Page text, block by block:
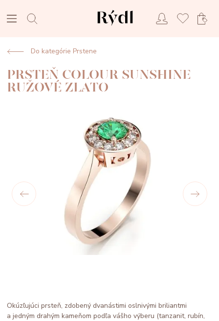
Do kategórie Prstene
PRSTEŇ COLOUR SUNSHINE
RUŽOVÉ ZLATO
Okúzľujúci prsteň, zdobený dvanástimi oslnivými briliantmi
a jedným drahým kameňom podľa vášho výberu (tanzanit, rubín,